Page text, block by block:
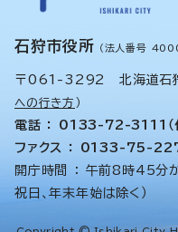
石狩市役所 （法人番号
〒061-3292 北海道石
への行き方 ）
電話 ： 0133-72-3111（
ファクス ： 0133-75-
開庁時間 ： 午前8時45分
祝日、年末年始は除く）